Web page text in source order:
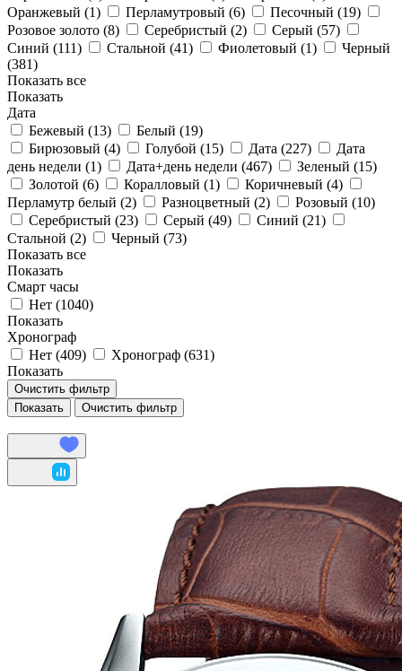
Оранжевый (1) Перламутровый (6) Песочный (19)
Розовое золото (8) Серебристый (2) Серый (57)
Синий (111) Стальной (41) Фиолетовый (1)
Черный
(381)
Показать все
Показать
Дата
Бежевый (13) Белый (19)
Бирюзовый (4) Голубой (15) Дата (227)
Дата
день недели (1) Дата+день недели (467) Зеленый (15)
Золотой (6) Коралловый (1) Коричневый (4)
Перламутр белый (2) Разноцветный (2) Розовый (10)
Серебристый (23) Серый (49) Синий (21)
Стальной (2) Черный (73)
Показать все
Показать
Смарт часы
Нет (1040)
Показать
Хронограф
Нет (409) Хронограф (631)
Показать
Очистить фильтр
Показать
Очистить фильтр